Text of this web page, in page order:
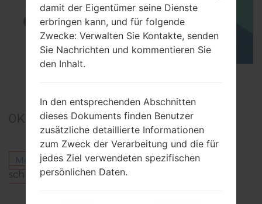
0Kommentare
Melden Sie sich anum einen Kommentar zu
schreiben.
damit der Eigentümer seine Dienste
erbringen kann, und für folgende
Zwecke: Verwalten Sie Kontakte, senden
Sie Nachrichten und kommentieren Sie
den Inhalt.
In den entsprechenden Abschnitten
dieses Dokuments finden Benutzer
zusätzliche detaillierte Informationen
zum Zweck der Verarbeitung und die für
jedes Ziel verwendeten spezifischen
persönlichen Daten.